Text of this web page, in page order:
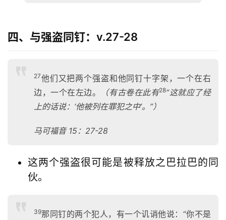
四、与强盗同钉：v.27-28
27他们又把两个强盗和他同钉十字架，一个在右
边，一个在左边。
（有古卷在此有28“这就应了经
上的话说：‘他被列在罪犯之中’。 ”）
马可福音 15：27-28
这两个强盗很可能是被释放之巴拉巴的同
伙。
39那同钉的两个犯人，有一个讥诮他说：“你不是